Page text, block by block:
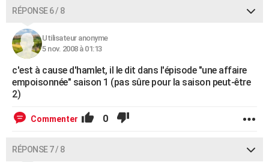
RÉPONSE 6 / 8
Utilisateur anonyme
5 nov. 2008 à 01:13
c'est à cause d'hamlet, il le dit dans l'épisode "une affaire
empoisonnée" saison 1 (pas sûre pour la saison peut-être
2)
Commenter 0
RÉPONSE 7 / 8